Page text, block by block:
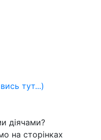
тут...)
діячами?
на сторінках